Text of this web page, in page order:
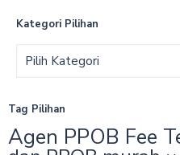
Kategori Pilihan
Tag Pilihan
Agen PPOB Fee